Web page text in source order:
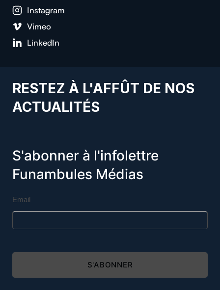
Instagram
Vimeo
LinkedIn
RESTEZ À L'AFFÛT DE NOS
ACTUALITÉS
S'abonner à l'infolettre
Funambules Médias
Email
S'ABONNER